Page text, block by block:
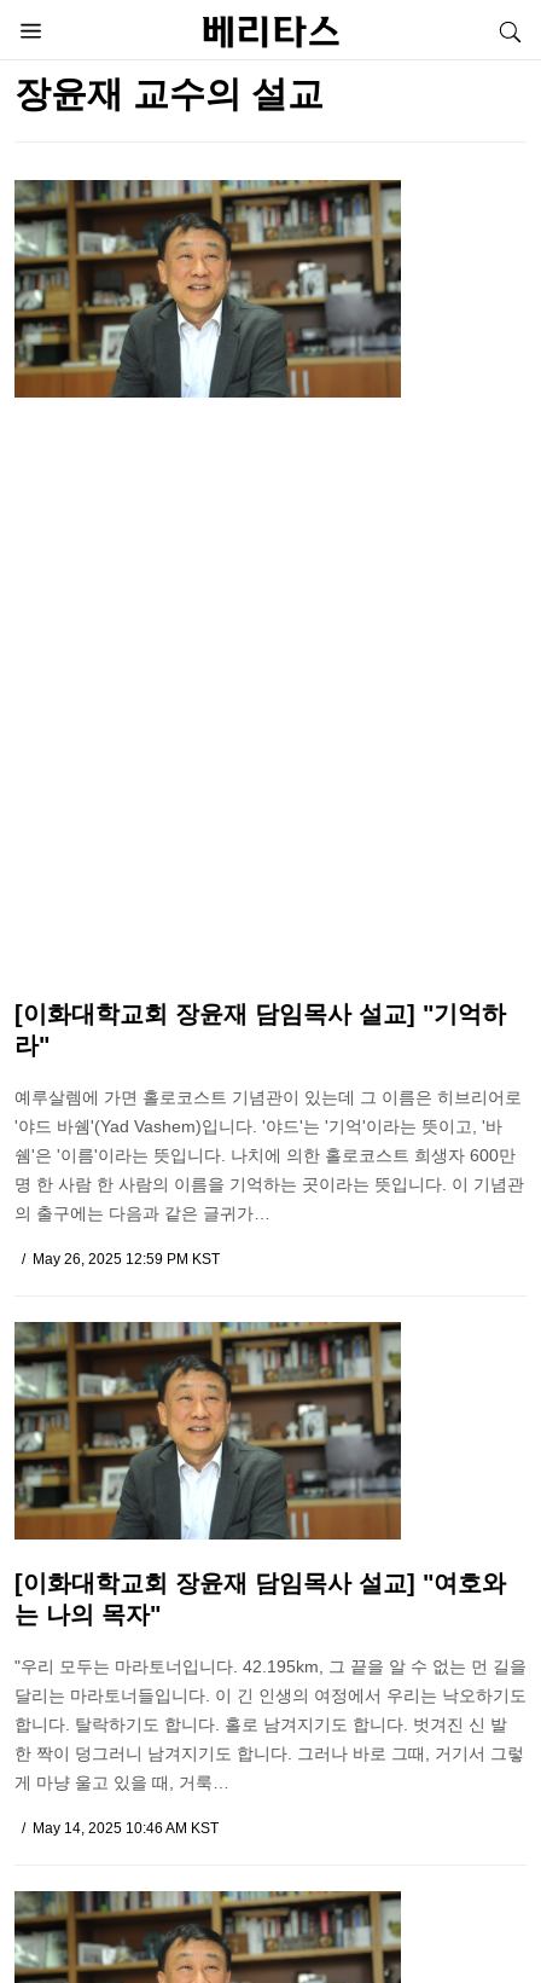
장윤재 교수의 설교
[이화대학교회 장윤재 담임목사 설교] "기억하
라"
예루살렘에 가면 홀로코스트 기념관이 있는데 그 이름은 히브리어로
'야드 바쉠'(Yad Vashem)입니다. '야드'는 '기억'이라는 뜻이고, '바
쉠'은 '이름'이라는 뜻입니다. 나치에 의한 홀로코스트 희생자 600만
명 한 사람 한 사람의 이름을 기억하는 곳이라는 뜻입니다. 이 기념관
의 출구에는 다음과 같은 글귀가…
May 26, 2025 12:59 PM KST
[이화대학교회 장윤재 담임목사 설교] "여호와
는 나의 목자"
"우리 모두는 마라토너입니다. 42.195km, 그 끝을 알 수 없는 먼 길을
달리는 마라토너들입니다. 이 긴 인생의 여정에서 우리는 낙오하기도
합니다. 탈락하기도 합니다. 홀로 남겨지기도 합니다. 벗겨진 신 발
한 짝이 덩그러니 남겨지기도 합니다. 그러나 바로 그때, 거기서 그렇
게 마냥 울고 있을 때, 거룩…
May 14, 2025 10:46 AM KST